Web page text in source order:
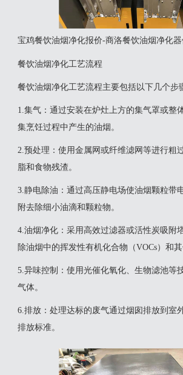
宝鸡餐饮油烟净化报价-商洛餐饮油烟净化器
餐饮油烟净化工艺流程
餐饮油烟净化工艺流程主要包括以下几个步
1‌.集气‌：通过安装在炉灶上方的集气罩或整
集烹饪过程中产生的油烟‌。
‌2.预处理‌：使用金属网或纤维滤网等进行粗
脂和食物残渣‌。
‌3.静电除油‌：通过高压静电场使油烟颗粒带
附去除细小油滴和颗粒物‌。
‌4.油烟净化‌：采用高效过滤器或活性炭吸附
除油烟中的挥发性有机化合物（VOCs）和其
‌5.异味控制‌：使用光催化氧化、生物滤池等
气体‌。
‌6.排放‌：处理达标的废气通过烟囱排放到室
排放标准‌。